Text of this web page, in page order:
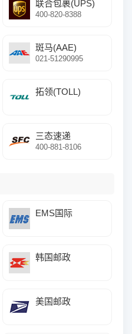
联合包裹(UPS)
400-820-8388
斑马(AAE)
021-51290995
拓领(TOLL)
三态速递
400-881-8106
EMS国际
韩国邮政
美国邮政